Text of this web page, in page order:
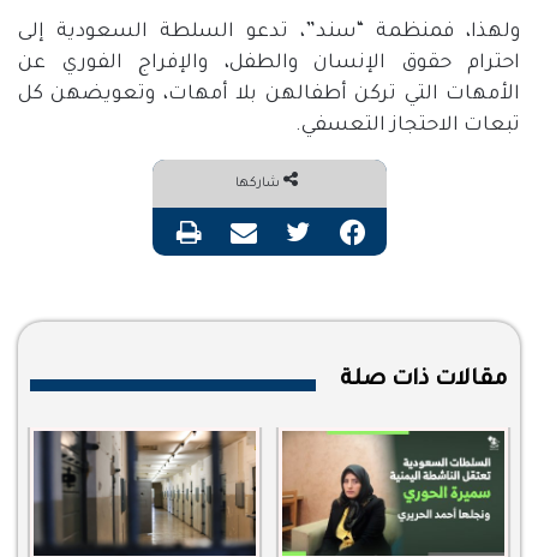
ولهذا، فمنظمة “سند”، تدعو السلطة السعودية إلى
احترام حقوق الإنسان والطفل، والإفراج الفوري عن
الأمهات التي تركن أطفالهن بلا أمهات، وتعويضهن كل
تبعات الاحتجاز التعسفي.
شاركها
فيسبوك تويتر مشاركة عبر البريد طباعة
مقالات ذات صلة